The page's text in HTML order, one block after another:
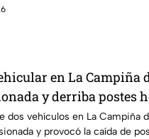
en La Campiña
y derriba postes
dos vehículos en La Campiña
y provocó la caída de